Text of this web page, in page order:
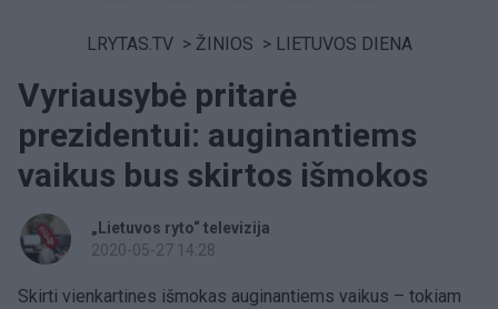
LRYTAS.TV > ŽINIOS > LIETUVOS DIENA
Vyriausybė pritarė
prezidentui: auginantiems
vaikus bus skirtos išmokos
„Lietuvos ryto“ televizija
2020-05-27 14:28
Skirti vienkartines išmokas auginantiems vaikus – tokiam